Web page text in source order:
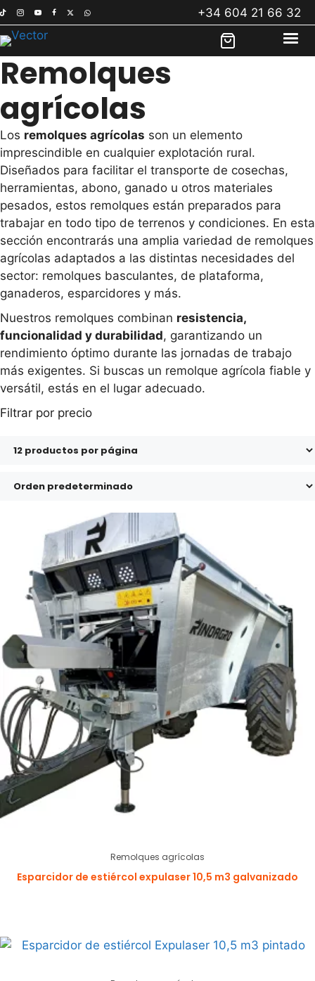
Saltar
al
contenido
+34 604 21 66 32
Remolques
agrícolas
Los remolques agrícolas son un elemento
imprescindible en cualquier explotación rural.
Diseñados para facilitar el transporte de cosechas,
herramientas, abono, ganado u otros materiales
pesados, estos remolques están preparados para
trabajar en todo tipo de terrenos y condiciones. En esta
sección encontrarás una amplia variedad de remolques
agrícolas adaptados a las distintas necesidades del
sector: remolques basculantes, de plataforma,
ganaderos, esparcidores y más.
Nuestros remolques combinan resistencia,
funcionalidad y durabilidad, garantizando un
rendimiento óptimo durante las jornadas de trabajo
más exigentes. Si buscas un remolque agrícola fiable y
versátil, estás en el lugar adecuado.
Filtrar por precio
Remolques agrícolas
Esparcidor de estiércol expulaser 10,5 m3 galvanizado